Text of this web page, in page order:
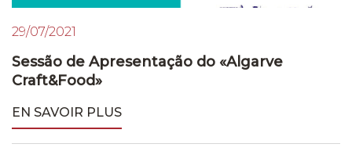
29/07/2021
Sessão de Apresentação do «Algarve
Craft&Food»
EN SAVOIR PLUS